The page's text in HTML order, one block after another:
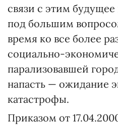
связи с этим будущее
под большим
время ко все более
социально-
парализовавшей
напасть — ожидание
катастрофы.
Приказом от